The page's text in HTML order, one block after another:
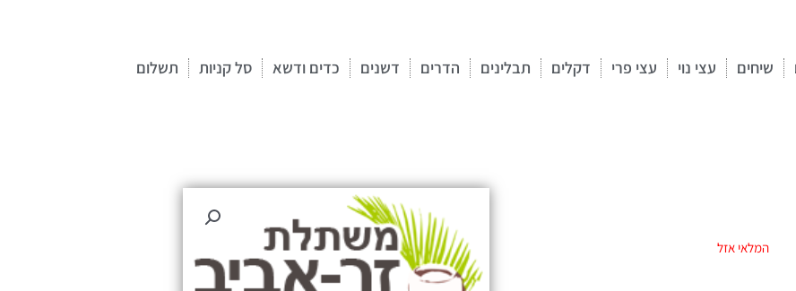
שיחים עצי נוי עצי פרי דקלים תבלינים הדרים דשנים כדים ודשא סל קניות תשלום
המלאי אזל